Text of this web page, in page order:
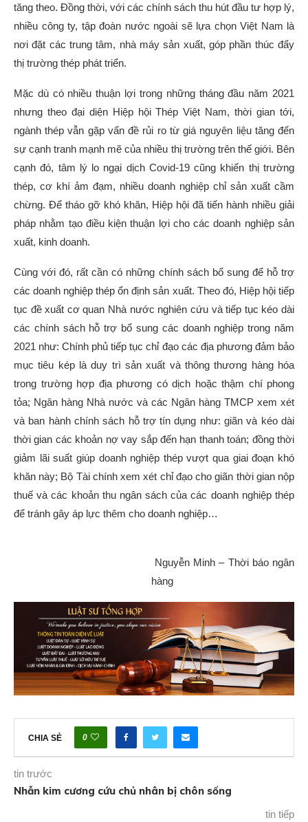
tăng theo. Ðồng thời, với các chính sách thu hút đầu tư hợp lý,
nhiều công ty, tập đoàn nước ngoài sẽ lựa chọn Việt Nam là
nơi đặt các trung tâm, nhà máy sản xuất, góp phần thúc đẩy
thị trường thép phát triển.
Mặc dù có nhiều thuận lợi trong những tháng đầu năm 2021
nhưng theo đại diện Hiệp hội Thép Việt Nam, thời gian tới,
ngành thép vẫn gặp vấn đề rủi ro từ giá nguyên liệu tăng đến
sự cạnh tranh mạnh mẽ của nhiều thị trường trên thế giới. Bên
cạnh đó, tâm lý lo ngại dịch Covid-19 cũng khiến thị trường
thép, cơ khí ảm đạm, nhiều doanh nghiệp chỉ sản xuất cầm
chừng. Để tháo gỡ khó khăn, Hiệp hội đã tiến hành nhiều giải
pháp nhằm tạo điều kiện thuận lợi cho các doanh nghiệp sản
xuất, kinh doanh.
Cùng với đó, rất cần có những chính sách bổ sung để hỗ trợ
các doanh nghiệp thép ổn định sản xuất. Theo đó, Hiệp hội tiếp
tục đề xuất cơ quan Nhà nước nghiên cứu và tiếp tục kéo dài
các chính sách hỗ trợ bổ sung các doanh nghiệp trong năm
2021 như: Chính phủ tiếp tục chỉ đạo các địa phương đảm bảo
mục tiêu kép là duy trì sản xuất và thông thương hàng hóa
trong trường hợp địa phương có dịch hoặc thậm chí phong
tỏa; Ngân hàng Nhà nước và các Ngân hàng TMCP xem xét
và ban hành chính sách hỗ trợ tín dụng như: giãn và kéo dài
thời gian các khoản nợ vay sắp đến hạn thanh toán; đồng thời
giảm lãi suất giúp doanh nghiệp thép vượt qua giai đoạn khó
khăn này; Bộ Tài chính xem xét chỉ đạo cho giãn thời gian nộp
thuế và các khoản thu ngân sách của các doanh nghiệp thép
để tránh gây áp lực thêm cho doanh nghiệp…
Nguyễn Minh – Thời báo ngân
hàng
CHIA SẺ 0
tin trước
Nhẫn kim cương cứu chủ nhân bị chôn sống
tin tiếp